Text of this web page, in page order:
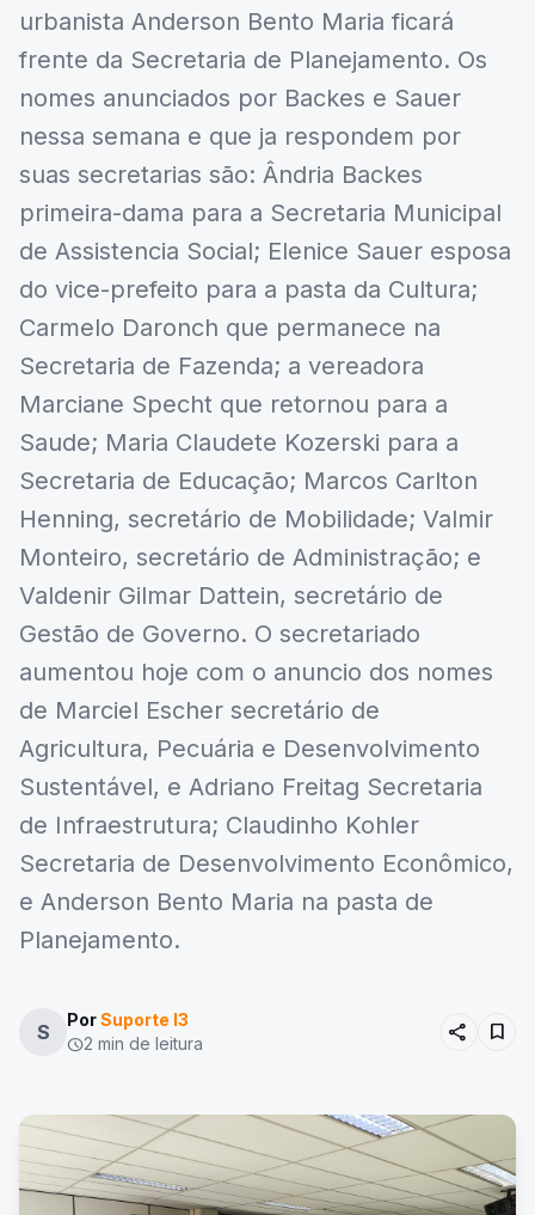
urbanista Anderson Bento Maria ficará
frente da Secretaria de Planejamento. Os
nomes anunciados por Backes e Sauer
nessa semana e que ja respondem por
suas secretarias são: Ândria Backes
primeira-dama para a Secretaria Municipal
de Assistencia Social; Elenice Sauer esposa
do vice-prefeito para a pasta da Cultura;
Carmelo Daronch que permanece na
Secretaria de Fazenda; a vereadora
Marciane Specht que retornou para a
Saude; Maria Claudete Kozerski para a
Secretaria de Educação; Marcos Carlton
Henning, secretário de Mobilidade; Valmir
Monteiro, secretário de Administração; e
Valdenir Gilmar Dattein, secretário de
Gestão de Governo. O secretariado
aumentou hoje com o anuncio dos nomes
de Marciel Escher secretário de
Agricultura, Pecuária e Desenvolvimento
Sustentável, e Adriano Freitag Secretaria
de Infraestrutura; Claudinho Kohler
Secretaria de Desenvolvimento Econômico,
e Anderson Bento Maria na pasta de
Planejamento.
S
PorSuporte I3
schedule2 min de leitura share bookmark